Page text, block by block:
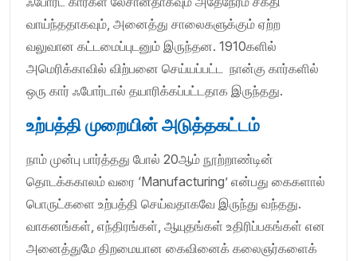
வாய்ந்ததாகவும், அனைத்து சாலைகளுக்கும் ஏற்ற
வலுவான கட்டமைப்புடனும் இருந்தன. 1910களில்
அமெரிக்காவில் விற்பனை செய்யப்பட்ட நான்கு கார்களில்
ஒரு கார் ஃபோர்டால் தயாரிக்கப்பட்டதாக இருந்தது.
உற்பத்தி முறையின் அடுத்தகட்டம்
நாம் முன்பு பார்த்தது போல் 20ஆம் நூற்றாண்டின்
தொடக்ககாலம் வரை ‘Manufacturing’ என்பது கைகளால்
பொருட்களை உற்பத்தி செய்வதாகவே இருந்து வந்தது.
வாகனங்கள், எந்திரங்கள், ஆயுதங்கள் உதிரிப்பகங்கள் என
அனைத்துமே திறமையான கைவினைக் கலைஞர்களைக்